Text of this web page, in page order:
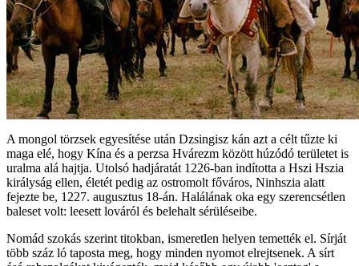
A mongol törzsek egyesítése után Dzsingisz kán azt a célt tűzte ki
maga elé, hogy Kína és a perzsa Hvárezm között húzódó területet is
uralma alá hajtja. Utolsó hadjáratát 1226-ban indította a Hszi Hszia
királyság ellen, életét pedig az ostromolt főváros, Ninhszia alatt
fejezte be, 1227. augusztus 18-án. Halálának oka egy szerencsétlen
baleset volt: leesett lováról és belehalt sérüléseibe.
Nomád szokás szerint titokban, ismeretlen helyen temették el. Sírját
több száz ló taposta meg, hogy minden nyomot elrejtsenek. A sírt